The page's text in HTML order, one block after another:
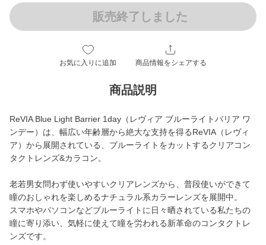
販売終了しました
お気に入りに追加 商品情報をシェアする
商品説明
ReVIA Blue Light Barrier 1day（レヴィア ブルーライトバリア ワ
ンデー）は、幅広い年齢層から絶大な支持を得るReVIA（レヴィ
ア）から展開されている、ブルーライトをカットするクリアコン
タクトレンズ&カラコン。
老若男女問わず使いやすいクリアレンズから、普段使いができて
瞳のおしゃれを楽しめるナチュラル系カラーレンズを展開中。
スマホやパソコンなどブルーライトに日々晒されている私たちの
瞳に寄り添い、気軽に使えて瞳を労われる新革命のコンタクトレ
ンズです。